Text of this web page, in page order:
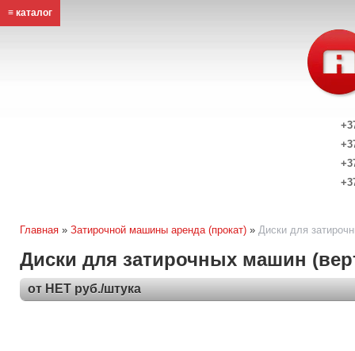
≡ каталог
Главная » Затирочной машины аренда (прокат) » Диски для
Диски для затирочных машин
от НЕТ руб./штука